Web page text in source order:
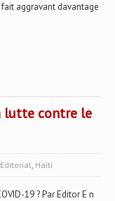
aggravant davantage
lutte contre le
Editorial, Haïti
19 ? Par Editor E n